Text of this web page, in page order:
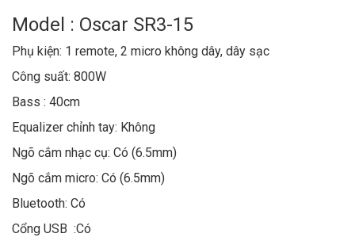
Model : Oscar SR3-15
Phụ kiện: 1 remote, 2 micro không dây, dây sạc
Công suất: 800W
Bass : 40cm
Equalizer chỉnh tay: Không
Ngõ cắm nhạc cụ: Có (6.5mm)
Ngõ cắm micro: Có (6.5mm)
Bluetooth: Có
Cổng USB :Có